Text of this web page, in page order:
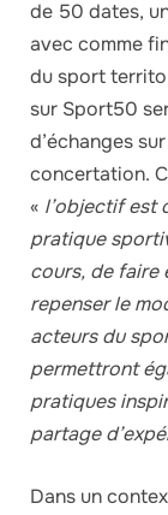
de 50 dates,
avec comme
du sport
sur Sport50
d’échanges
concertation.
« l’objectif est
pratique
cours, de faire
repenser le
acteurs du
permettront
pratiques
partage
Dans un